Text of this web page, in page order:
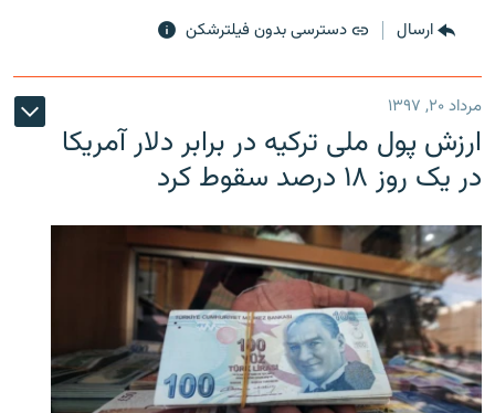
ارسال دسترسی بدون فیلترشکن
مرداد ۲۰, ۱۳۹۷
ارزش پول ملی ترکیه در برابر دلار آمریکا
در یک روز ۱۸ درصد سقوط کرد